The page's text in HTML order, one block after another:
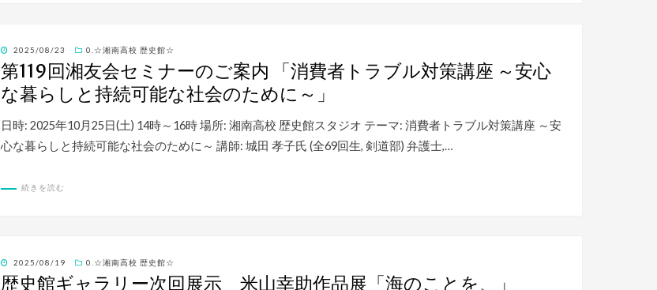
投
稿
日:
2025/08/23 0.☆湘南高校 歴史館☆
第119回湘友会セミナーのご案内 「消費者トラブル対策講座 ～安心
な暮らしと持続可能な社会のために～」
日時: 2025年10月25日(土) 14時～16時 場所: 湘南高校 歴史館スタジオ テーマ: 消費者トラブル対策講座 ～安
心な暮らしと持続可能な社会のために～ 講師: 城田 孝子氏 (全69回生, 剣道部) 弁護士,…
続きを読む
投
稿
2025/08/19 0.☆湘南高校 歴史館☆
歴史館ギャラリー次回展示 米山幸助作品展「海のことを、」